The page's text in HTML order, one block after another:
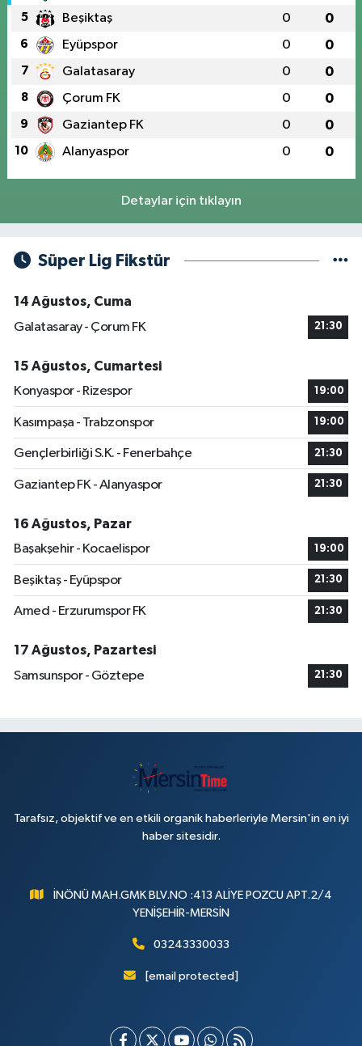
5 Beşiktaş 0 0
6 Eyüpspor 0 0
7 Galatasaray 0 0
8 Çorum FK 0 0
9 Gaziantep FK 0 0
10 Alanyaspor 0 0
Detaylar için tıklayın
Süper Lig Fikstür
14 Ağustos, Cuma
Galatasaray - Çorum FK
21:30
15 Ağustos, Cumartesi
Konyaspor - Rizespor
19:00
Kasımpaşa - Trabzonspor 19:00
Gençlerbirliği S.K. - Fenerbahçe 21:30
Gaziantep FK - Alanyaspor 21:30
16 Ağustos, Pazar
Başakşehir - Kocaelispor
19:00
Beşiktaş - Eyüpspor 21:30
Amed - Erzurumspor FK 21:30
17 Ağustos, Pazartesi
Samsunspor - Göztepe
21:30
Tarafsız, objektif ve en etkili organik haberleriyle Mersin'in en iyi
haber sitesidir.
İNÖNÜ MAH.GMK BLV.NO :413 ALİYE POZCU APT.2/4
YENİŞEHİR-MERSİN
03243330033
[email protected]